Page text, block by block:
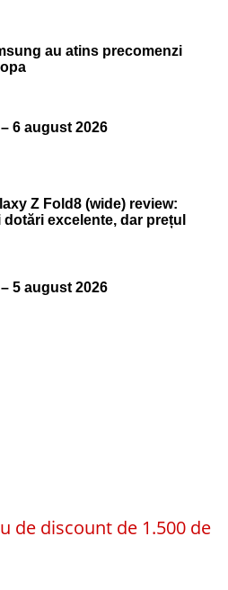
au atins precomenzi
6 august 2026
Z Fold8 (wide) review:
excelente, dar prețul
5 august 2026
de discount de 1.500 de